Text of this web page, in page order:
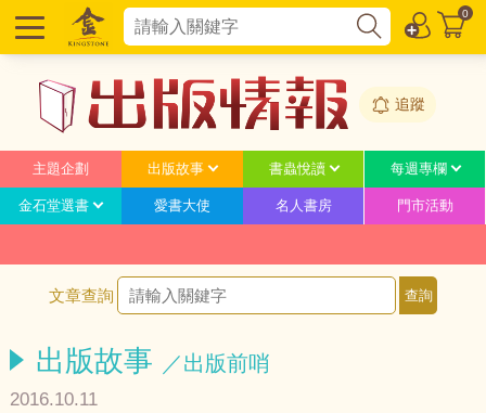
0
追蹤
主題企劃 出版故事 書蟲悅讀 每週專欄
金石堂選書 愛書大使 名人書房 門市活動
文章查詢
出版故事 ／出版前哨
2016.10.11